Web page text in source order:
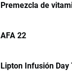
Premezcla de
AFA 22
Lipton Infusión Day